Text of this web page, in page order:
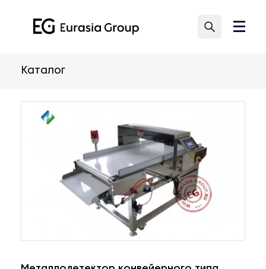
Каталог